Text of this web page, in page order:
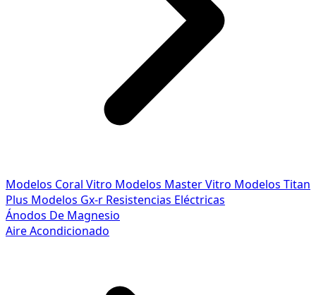
Modelos Coral Vitro Modelos Master Vitro Modelos Titan
Plus Modelos Gx-r Resistencias Eléctricas
Ánodos De Magnesio
Aire Acondicionado